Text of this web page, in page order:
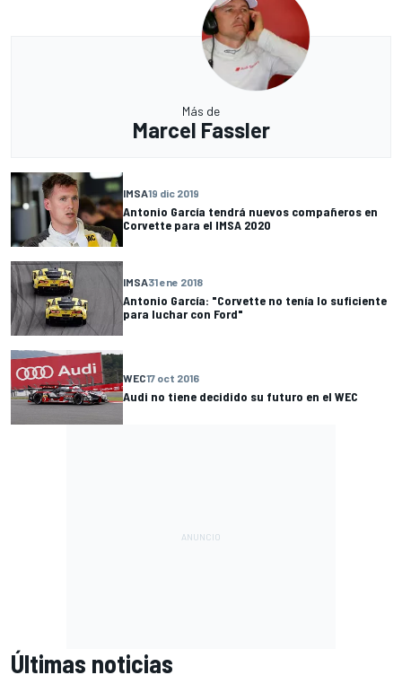
Más de
Marcel Fassler
IMSA19 dic 2019
Antonio García tendrá nuevos compañeros en
Corvette para el IMSA 2020
IMSA31 ene 2018
Antonio García: "Corvette no tenía lo suficiente
para luchar con Ford"
WEC17 oct 2016
Audi no tiene decidido su futuro en el WEC
Últimas noticias